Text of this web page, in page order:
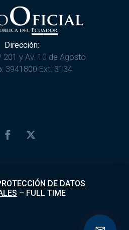
Dirección:
201 y Av. 10 de Agosto
3941800 Ext. 3134
DE DATOS
– FULL TIME